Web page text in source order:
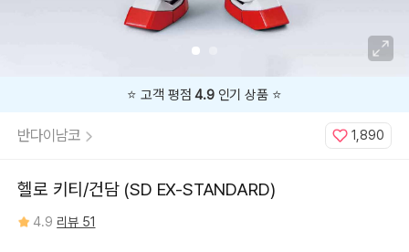
지금 8%할인 중 🔥
반다이남코 1,890
헬로 키티/건담 (SD EX-STANDARD)
4.9 리뷰 51